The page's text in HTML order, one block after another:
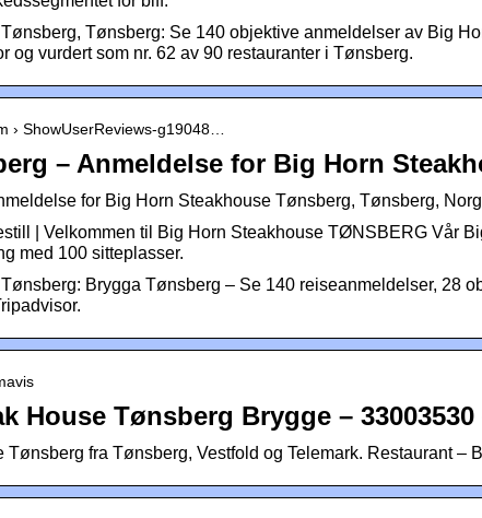
Tønsberg: Se 140 objektive anmeldelser av Big
og vurdert som nr. 62 av 90 restauranter i Tønsberg.
› ShowUserReviews-g19048…
– Anmeldelse for Big Horn
for Big Horn Steakhouse Tønsberg, Tønsberg,
| Velkommen til Big Horn Steakhouse TØNSBERG Vår
med 100 sitteplasser.
Brygga Tønsberg – Se 140 reiseanmeldelser, 28
House Tønsberg Brygge – 33003530
Tønsberg fra Tønsberg, Vestfold og Telemark. Restaurant –